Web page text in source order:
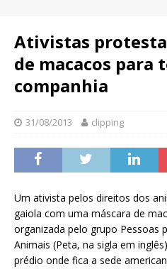
Ativistas
de macacos para
companhia
31/08/2013 clipping
Um ativista pelos direitos dos
gaiola com uma máscara de
organizada pelo grupo Pessoas
Animais (Peta, na sigla em
prédio onde fica a sede